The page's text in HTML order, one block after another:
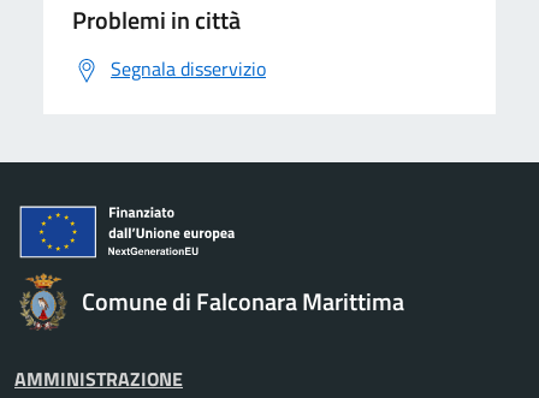
Problemi in città
Segnala disservizio
Comune di Falconara Marittima
AMMINISTRAZIONE